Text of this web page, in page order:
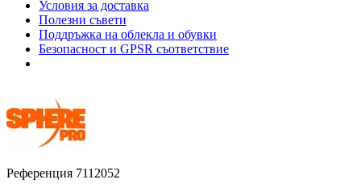
Условия за доставка
Полезни съвети
Поддръжка на облекла и обувки
Безопасност и GPSR съответствие
Референция 7112052